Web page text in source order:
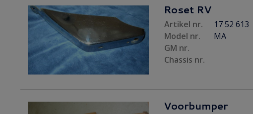
Roset RV
Artikel nr.
17 52 613
Model nr.
MA
GM nr.
Chassis nr.
Voorbumper